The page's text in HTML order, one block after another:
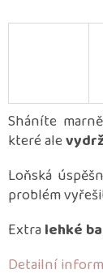
Sháníte marně
které ale
Loňská
problém
Extralehké
Detailní